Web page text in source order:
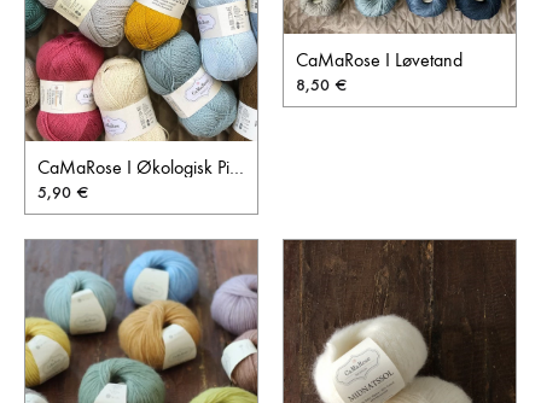
CaMaRose I Økologisk Pimabomuld
5,90 €
CaMaRose I Løvetand
8,50 €